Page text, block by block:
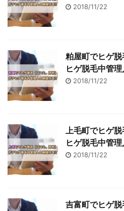
2018/11/22
粕屋町でヒゲ
ヒゲ脱毛中管
2018/11/22
上毛町でヒゲ
ヒゲ脱毛中管
2018/11/22
吉富町でヒゲ